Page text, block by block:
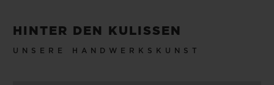
HINTER DEN KULISSEN
UNSERE HANDWERKSKUNST